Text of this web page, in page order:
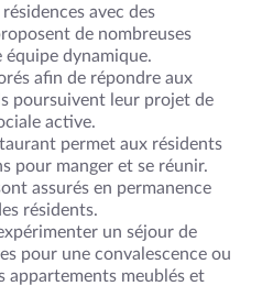
avec des
de nombreuses
équipe dynamique.
afin de répondre aux
poursuivent leur projet de
active.
permet aux résidents
pour manger et se réunir.
assurés en permanence
résidents.
un séjour de
pour une convalescence ou
appartements meublés et